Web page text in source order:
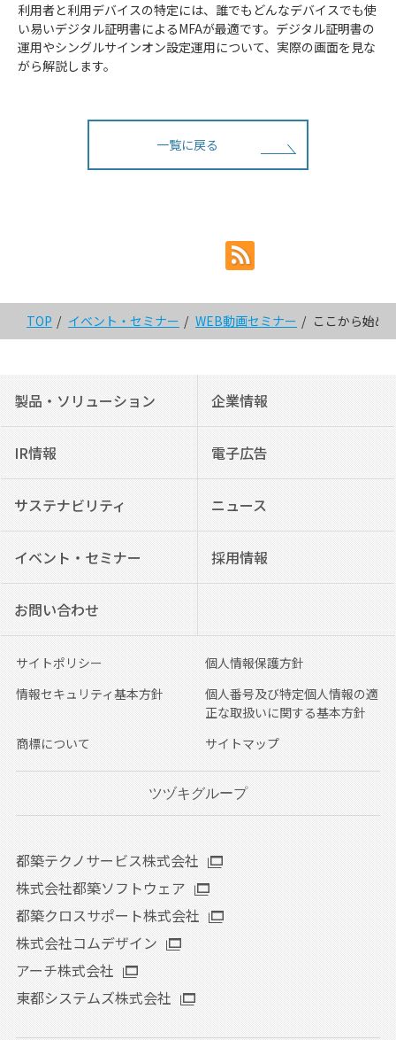
利用者と利用デバイスの特定には、誰でもどんなデバイスでも使
い易いデジタル証明書によるMFAが最適です。デジタル証明書の
運用やシングルサインオン設定運用について、実際の画面を見な
がら解説します。
一覧に戻る
TOP イベント・セミナー WEB動画セミナー ここから始め
製品・ソリューション 企業情報
IR情報 電子広告
サステナビリティ ニュース
イベント・セミナー 採用情報
お問い合わせ
サイトポリシー
個人情報保護方針
情報セキュリティ基本方針
個人番号及び特定個人情報の適
正な取扱いに関する基本方針
商標について
サイトマップ
ツヅキグループ
都築テクノサービス株式会社
株式会社都築ソフトウェア
都築クロスサポート株式会社
株式会社コムデザイン
アーチ株式会社
東都システムズ株式会社